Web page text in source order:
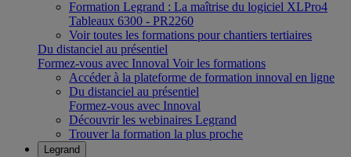
Formation Legrand : La maîtrise du logiciel XLPro4
Tableaux 6300 - PR2260
Voir toutes les formations pour chantiers tertiaires
Du distanciel au présentiel
Formez-vous avec Innoval Voir les formations
Accéder à la plateforme de formation innoval en ligne
Du distanciel au présentiel
Formez-vous avec Innoval
Découvrir les webinaires Legrand
Trouver la formation la plus proche
Legrand